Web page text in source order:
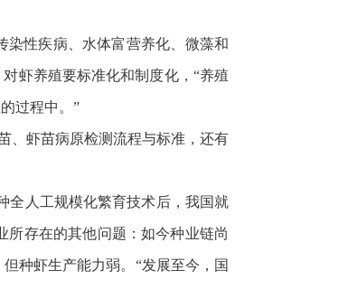
性疾病、水体富营养化、微藻和
虾养殖要标准化和制度化，“养殖
过程中。”
、虾苗病原检测流程与标准，还有
全人工规模化繁育技术后，我国就
所存在的其他问题：如今种业链尚
种虾生产能力弱。“发展至今，国